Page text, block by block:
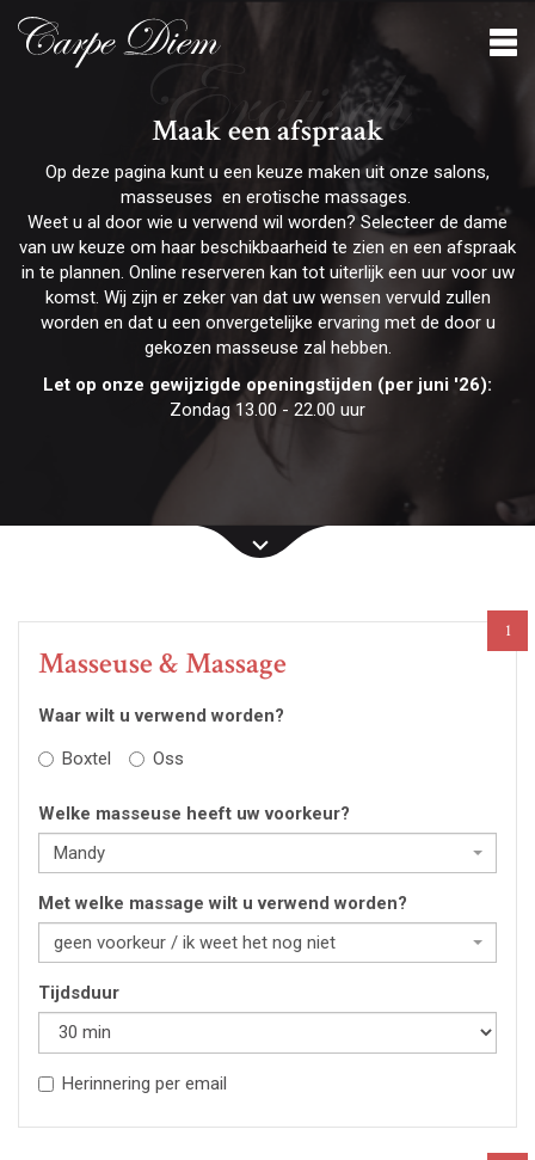
Maak een afspraak
Erotisch
Op deze pagina kunt u een keuze maken uit onze salons,
masseuses en erotische massages.
Weet u al door wie u verwend wil worden? Selecteer de dame
van uw keuze om haar beschikbaarheid te zien en een afspraak
in te plannen. Online reserveren kan tot uiterlijk een uur voor uw
komst. Wij zijn er zeker van dat uw wensen vervuld zullen
worden en dat u een onvergetelijke ervaring met de door u
gekozen masseuse zal hebben.
Let op onze gewijzigde openingstijden (per juni '26):
Zondag 13.00 - 22.00 uur
1
Masseuse & Massage
Waar wilt u verwend worden?
Boxtel
Oss
Welke masseuse heeft uw voorkeur?
Mandy
Met welke massage wilt u verwend worden?
geen voorkeur / ik weet het nog niet
Tijdsduur
Herinnering per email